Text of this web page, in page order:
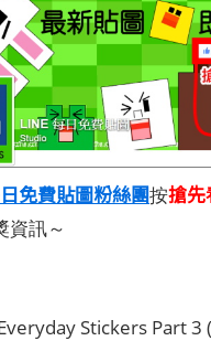
免費貼圖粉絲團按搶先
資訊～
Stickers Part 3 (